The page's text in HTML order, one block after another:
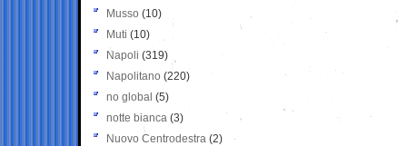
Musso (10)
Muti (10)
Napoli (319)
Napolitano (220)
no global (5)
notte bianca (3)
Nuovo Centrodestra (2)